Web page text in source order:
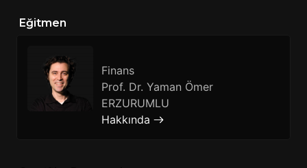
Eğitmen
Finans
Prof. Dr. Yaman Ömer
ERZURUMLU
Hakkında